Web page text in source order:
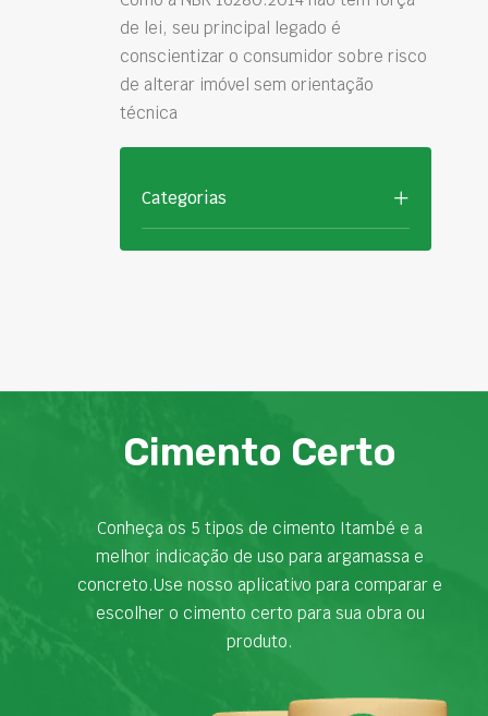
de lei, seu principal legado é
conscientizar o consumidor sobre risco
de alterar imóvel sem orientação
técnica
Categorias
Cimento Certo
Conheça os 5 tipos de cimento Itambé e a
melhor indicação de uso para argamassa e
concreto.Use nosso aplicativo para comparar e
escolher o cimento certo para sua obra ou
produto.